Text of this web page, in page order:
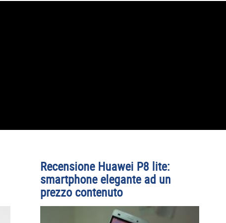
Recensione Huawei P8 lite:
smartphone elegante ad un
prezzo contenuto